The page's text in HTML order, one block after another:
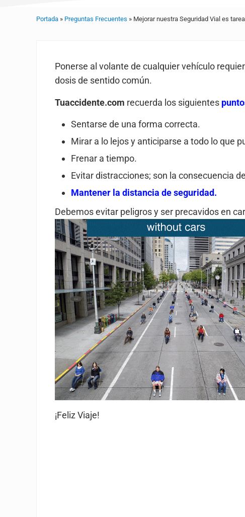
Portada » Preguntas Frecuentes » Mejorar nuestra Seguridad Vial es
Ponerse al volante de cualquier vehículo
dosis de sentido común.
Tuaccidente.com recuerda los siguientes
Sentarse de una forma correcta.
Mirar a lo lejos y anticiparse a todo lo que
Frenar a tiempo.
Evitar distracciones; son la consecuencia
Mantener la distancia de seguridad.
Debemos evitar peligros y ser precavidos en
¡Feliz Viaje!